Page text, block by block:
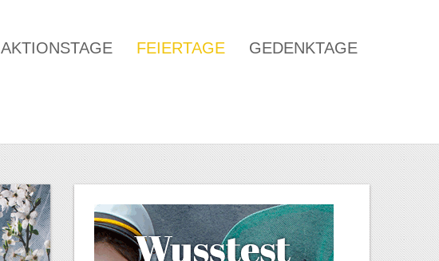
AKTIONSTAGE FEIERTAGE GEDENKTAGE